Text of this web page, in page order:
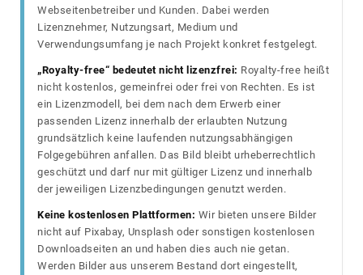
Webseitenbetreiber und Kunden. Dabei werden
Lizenznehmer, Nutzungsart, Medium und
Verwendungsumfang je nach Projekt konkret festgelegt.
„Royalty-free“ bedeutet nicht lizenzfrei: Royalty-free heißt
nicht kostenlos, gemeinfrei oder frei von Rechten. Es ist
ein Lizenzmodell, bei dem nach dem Erwerb einer
passenden Lizenz innerhalb der erlaubten Nutzung
grundsätzlich keine laufenden nutzungsabhängigen
Folgegebühren anfallen. Das Bild bleibt urheberrechtlich
geschützt und darf nur mit gültiger Lizenz und innerhalb
der jeweiligen Lizenzbedingungen genutzt werden.
Keine kostenlosen Plattformen: Wir bieten unsere Bilder
nicht auf Pixabay, Unsplash oder sonstigen kostenlosen
Downloadseiten an und haben dies auch nie getan.
Werden Bilder aus unserem Bestand dort eingestellt,